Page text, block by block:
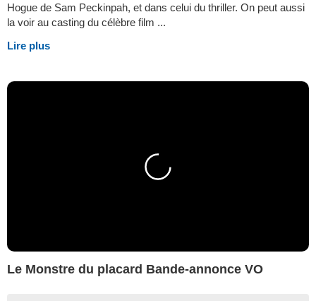
Hogue de Sam Peckinpah, et dans celui du thriller. On peut aussi
la voir au casting du célèbre film ...
Lire plus
Le Monstre du placard Bande-annonce VO